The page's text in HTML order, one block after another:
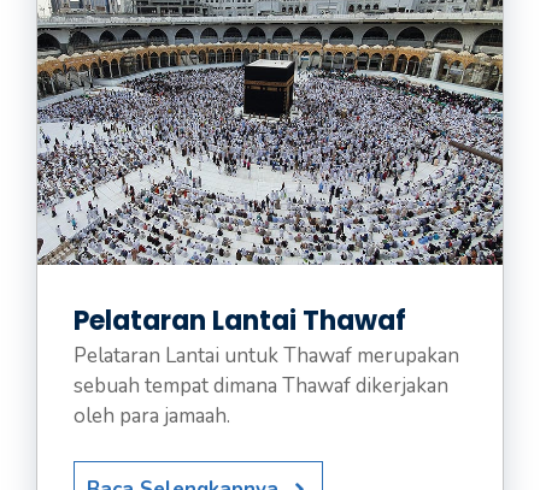
Pelataran Lantai Thawaf
Pelataran Lantai untuk Thawaf merupakan
sebuah tempat dimana Thawaf dikerjakan
oleh para jamaah.